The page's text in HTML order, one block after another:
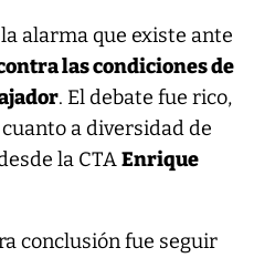
alarma que existe ante
las condiciones de
. El debate fue rico,
a diversidad de
la CTAEnrique
conclusión fue seguir